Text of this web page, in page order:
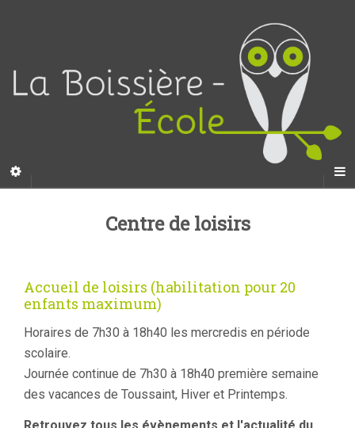
Centre de loisirs
Accueil de loisirs (habilitation pour 20
enfants maximum)
Horaires de 7h30 à 18h40 les mercredis en période
scolaire.
Journée continue de 7h30 à 18h40 première semaine
des vacances de Toussaint, Hiver et Printemps.
Retrouvez tous les évènements et l'actualité du